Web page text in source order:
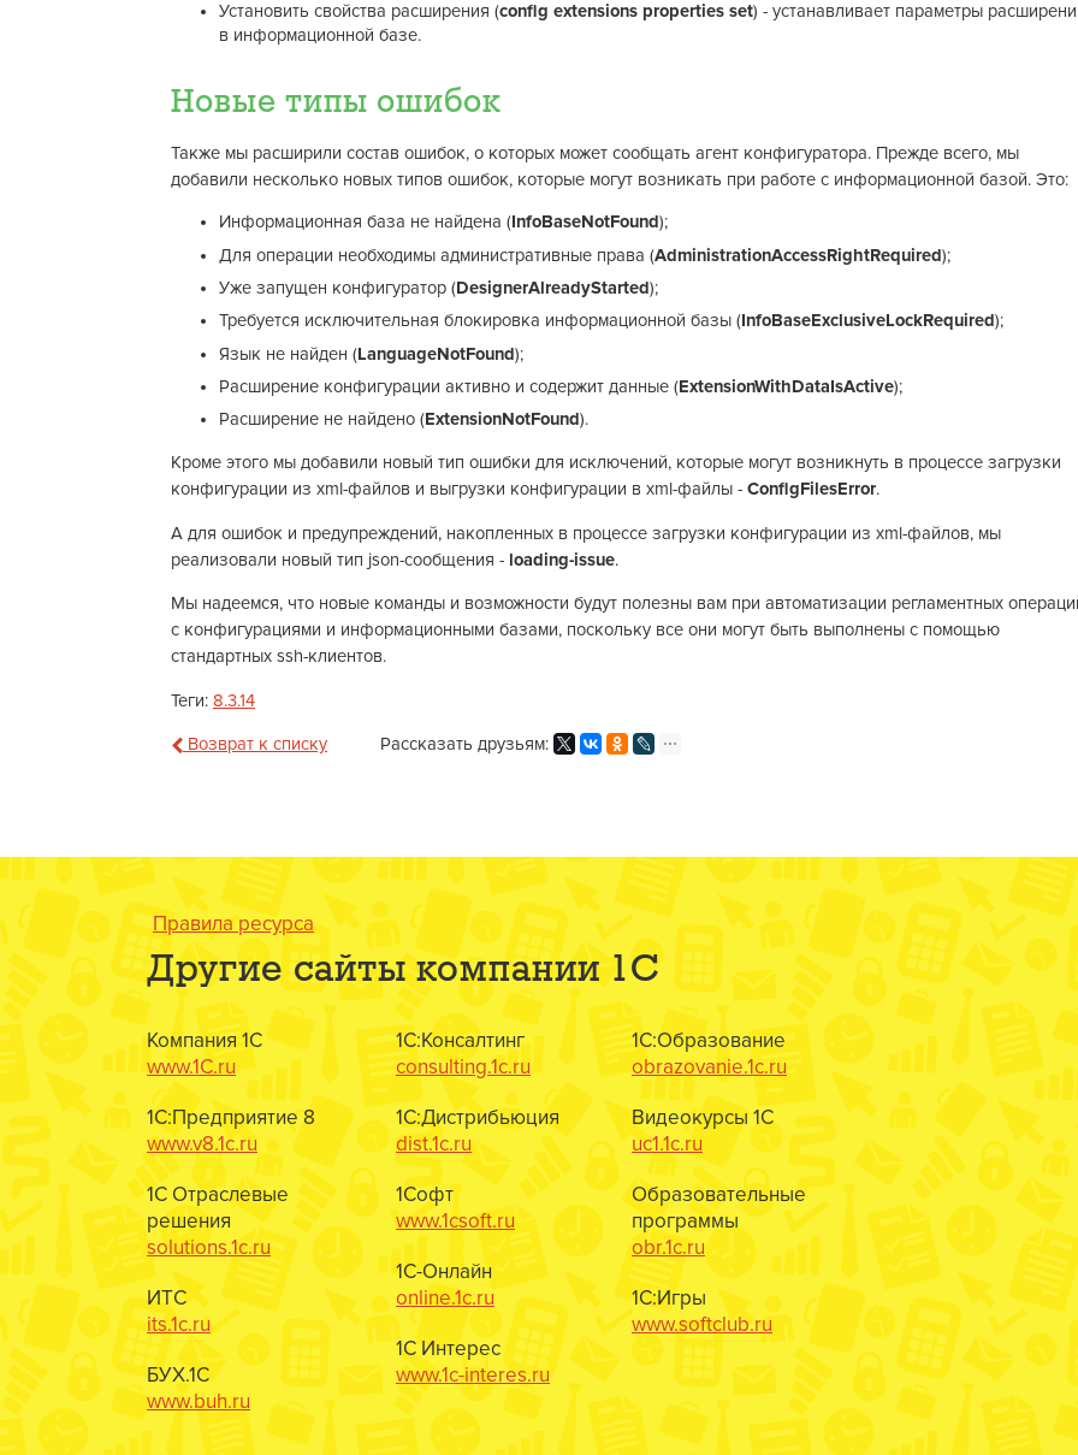
Установить свойства расширения (config extensions properties set) - устанавливает параметры
в информационной базе.
Новые типы ошибок
Также мы расширили состав ошибок, о которых может сообщать агент конфигуратора. Прежде всего, мы
добавили несколько новых типов ошибок, которые могут возникать при работе с информационной базой. Это:
Информационная база не найдена (InfoBaseNotFound);
Для операции необходимы административные права (AdministrationAccessRightRequired);
Уже запущен конфигуратор (DesignerAlreadyStarted);
Требуется исключительная блокировка информационной базы (InfoBaseExclusiveLockRequired);
Язык не найден (LanguageNotFound);
Расширение конфигурации активно и содержит данные (ExtensionWithDataIsActive);
Расширение не найдено (ExtensionNotFound).
Кроме этого мы добавили новый тип ошибки для исключений, которые могут возникнуть в процессе загрузки
конфигурации из xml-файлов и выгрузки конфигурации в xml-файлы - ConfigFilesError.
А для ошибок и предупреждений, накопленных в процессе загрузки конфигурации из xml-файлов, мы
реализовали новый тип json-сообщения - loading-issue.
Мы надеемся, что новые команды и возможности будут полезны вам при автоматизации регламентных
с конфигурациями и информационными базами, поскольку все они могут быть выполнены с помощью
стандартных ssh-клиентов.
Теги: 8.3.14
Возврат к списку Рассказать друзьям:
Правила ресурса
Другие сайты компании 1С
Компания 1С
www.1C.ru
1С:Предприятие 8
www.v8.1c.ru
1С Отраслевые
решения
solutions.1c.ru
ИТС
its.1c.ru
БУХ.1С
www.buh.ru
1С:Консалтинг
consulting.1c.ru
1С:Дистрибьюция
dist.1c.ru
1Софт
www.1csoft.ru
1С-Онлайн
online.1c.ru
1С Интерес
www.1c-interes.ru
1С:Образование
obrazovanie.1c.ru
Видеокурсы 1С
uc1.1c.ru
Образовательные
программы
obr.1c.ru
1С:Игры
www.softclub.ru